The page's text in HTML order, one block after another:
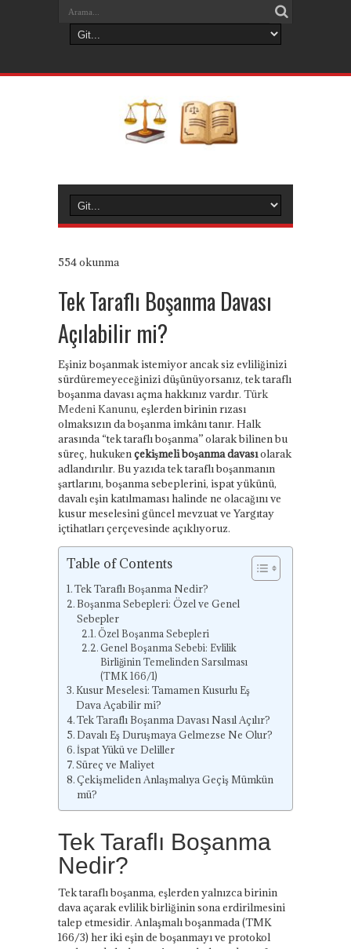
554 okunma
Tek Taraflı Boşanma Davası
Açılabilir mi?
Eşiniz boşanmak istemiyor ancak siz evliliğinizi
sürdüremeyeceğinizi düşünüyorsanız, tek taraflı
boşanma davası açma hakkınız vardır. Türk
Medeni Kanunu, eşlerden birinin rızası
olmaksızın da boşanma imkânı tanır. Halk
arasında “tek taraflı boşanma” olarak bilinen bu
süreç, hukukençekişmeli boşanma davasıolarak
adlandırılır. Bu yazıda tek taraflı boşanmanın
şartlarını, boşanma sebeplerini, ispat yükünü,
davalı eşin katılmaması halinde ne olacağını ve
kusur meselesini güncel mevzuat ve Yargıtay
içtihatları çerçevesinde açıklıyoruz.
Table of Contents
Tek Taraflı Boşanma Nedir?
Boşanma Sebepleri: Özel ve Genel
Sebepler
Özel Boşanma Sebepleri
Genel Boşanma Sebebi: Evlilik
Birliğinin Temelinden Sarsılması
(TMK 166/1)
Kusur Meselesi: Tamamen Kusurlu Eş
Dava Açabilir mi?
Tek Taraflı Boşanma Davası Nasıl Açılır?
Davalı Eş Duruşmaya Gelmezse Ne Olur?
İspat Yükü ve Deliller
Süreç ve Maliyet
Çekişmeliden Anlaşmalıya Geçiş Mümkün
mü?
Tek Taraflı Boşanma
Nedir?
Tek taraflı boşanma, eşlerden yalnızca birinin
dava açarak evlilik birliğinin sona erdirilmesini
talep etmesidir. Anlaşmalı boşanmada (TMK
166/3) her iki eşin de boşanmayı ve protokol